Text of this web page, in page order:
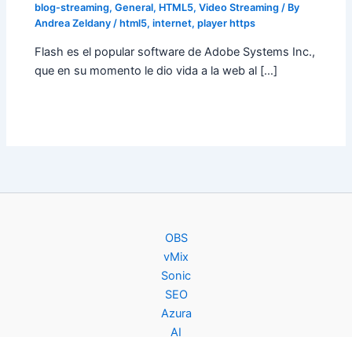
blog-streaming,General, HTML5,Video Streaming / By
Andrea Zeldany /html5,internet,player https
Flash es el popular software de Adobe Systems Inc.,
que en su momento le dio vida a la web al […]
OBS
vMix
Sonic
SEO
Azura
AI